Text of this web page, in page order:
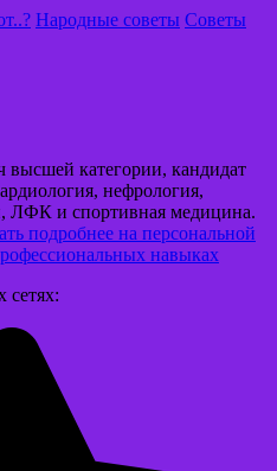
Народные советы Советы
высшей категории, кандидат
нефрология,
ЛФК и спортивная медицина.
подробнее на персональной
навыках
сетях: